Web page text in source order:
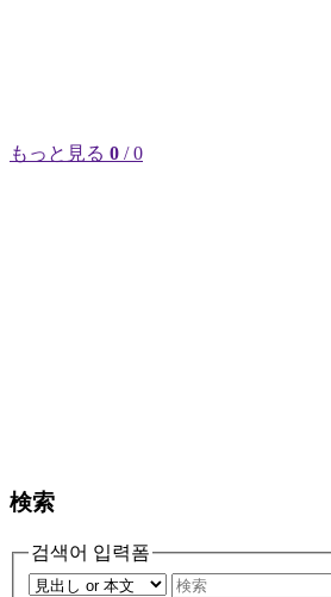
もっと見る 0 / 0
検索
검색어 입력폼